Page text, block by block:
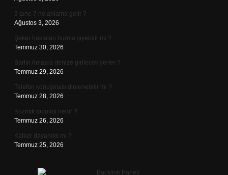
3 tane 7 ne anlama gelir ?
Ağustos 3, 2026
Şeker hastaları hurma yiyebilir mi ?
Temmuz 30, 2026
Bartın Amasra denize girilecek yerler ?
Temmuz 29, 2026
Telefon konuşması dinlenebilir mi ?
Temmuz 28, 2026
Kozmik topoloji nedir ?
Temmuz 26, 2026
Kalker dayanıklı mı ?
Temmuz 25, 2026